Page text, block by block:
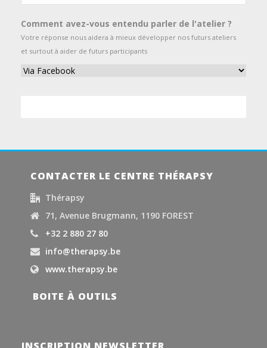
Comment avez-vous entendu parler de l'atelier ?
Votre réponse nous aidera à mieux développer nos futurs ateliers
et surtout à aider de futurs participants
CONTACTER LE CENTRE THÉRAPSY
Thérapsy
71, Avenue Brugmann, 1190 FOREST
+32 2 880 27 80
info@therapsy.be
www.therapsy.be
BOITE À OUTILS